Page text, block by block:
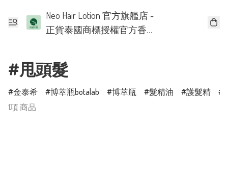
Neo Hair Lotion 官方旗艦店 -
正貨泰國商標授權官方香
#甩頭髮
金泰希 博萃瓶botalab 博萃瓶 髮精油 護髮精
1項 商品